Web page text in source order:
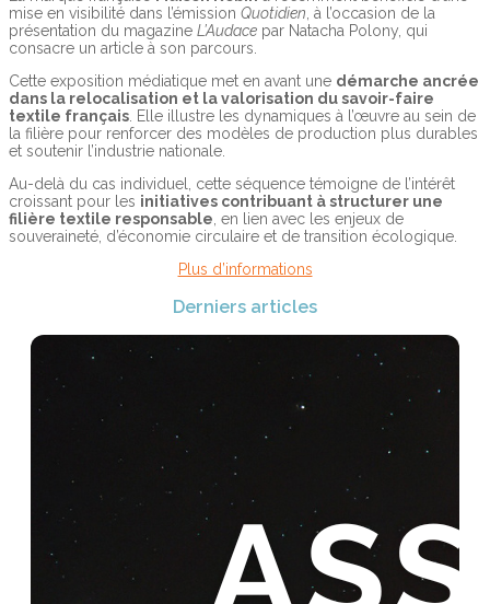
mise en visibilité dans l’émission Quotidien, à l’occasion de la
présentation du magazine L’Audace par Natacha Polony, qui
consacre un article à son parcours.
Cette exposition médiatique met en avant une démarche ancrée
dans la relocalisation et la valorisation du savoir-faire
textile français. Elle illustre les dynamiques à l’œuvre au sein de
la filière pour renforcer des modèles de production plus durables
et soutenir l’industrie nationale.
Au-delà du cas individuel, cette séquence témoigne de l’intérêt
croissant pour les initiatives contribuant à structurer une
filière textile responsable, en lien avec les enjeux de
souveraineté, d’économie circulaire et de transition écologique.
Plus d’informations
Derniers articles